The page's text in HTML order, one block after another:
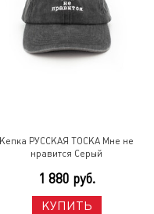
Кепка РУССКАЯ ТОСКА Мне не
нравится Серый
1 880 руб.
КУПИТЬ